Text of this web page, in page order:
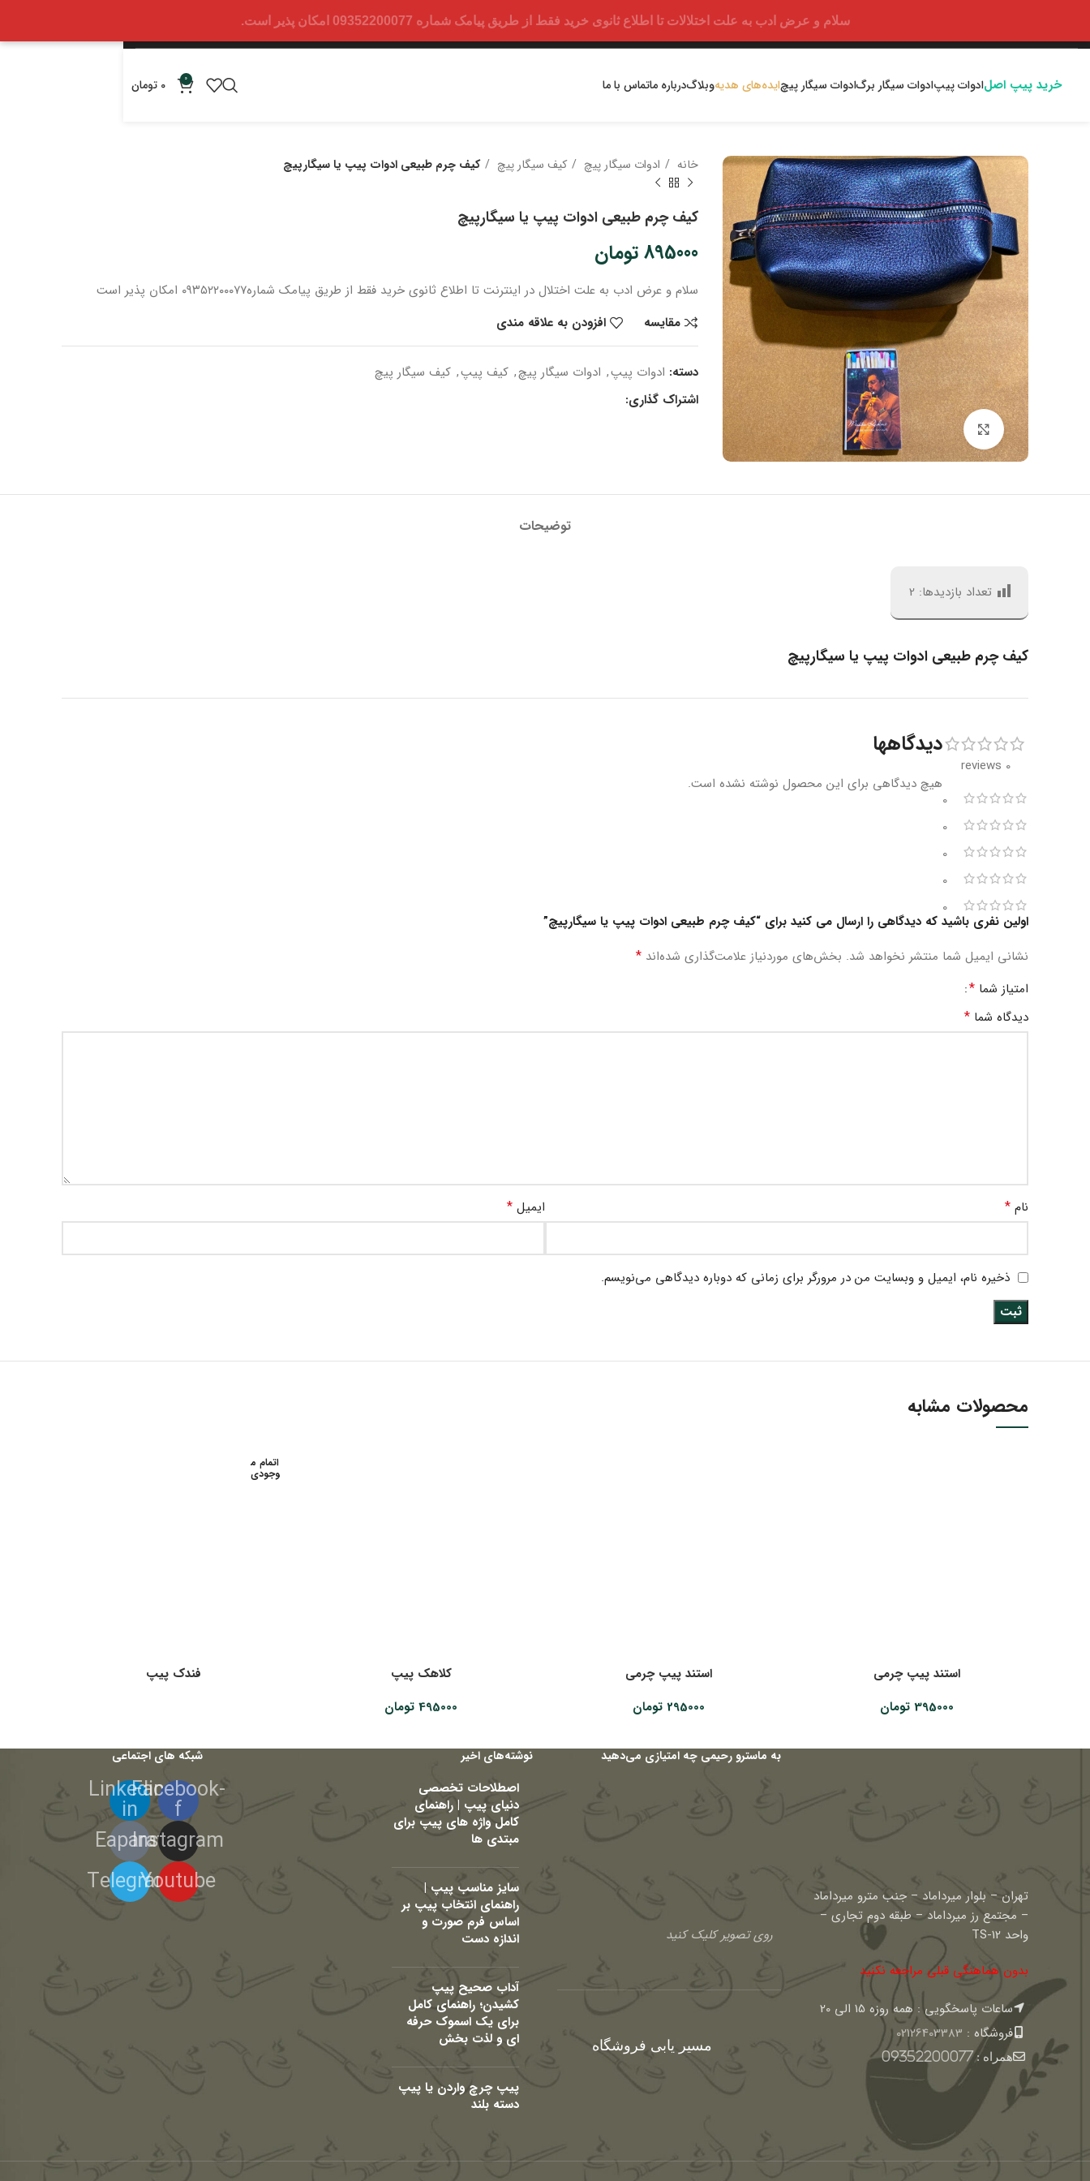
سلام و عرض ادب به علت اختلالات تا اطلاع ثانوی خرید فقط از طریق پیامک شماره 09352200077 امکان پذیر است.
خرید پیپ اصلادوات پیپادوات سیگار برگادوات سیگار پیچایده‌های هدیهوبلاگدرباره ماتماس با ما 0
0 تومان
بزرگنمایی تصویر
خانه ادوات سیگار پیچ کیف سیگار پیچ کیف چرم طبیعی ادوات پیپ یا سیگارپیچ
کیف چرم طبیعی ادوات پیپ یا سیگارپیچ
895000 تومان
سلام و عرض ادب به علت اختلال در اینترنتتا اطلاع ثانویخریدفقط از طریق پیامک شماره۰۹۳۵۲۲۰۰۰۷۷ امکان پذیر است
مقایسه
افزودن به علاقه مندی
دسته: ادوات پیپ, ادوات سیگار پیچ, کیف پیپ, کیف سیگار پیچ
اشتراک گذاری:
توضیحات
تعداد بازدیدها: 2
کیف چرم طبیعی ادوات پیپ یا سیگارپیچ
0 reviews
0
0
0
0
0
دیدگاهها
هیچ دیدگاهی برای این محصول نوشته نشده است.
اولین نفری باشید که دیدگاهی را ارسال می کنید برای “کیف چرم طبیعی ادوات پیپ یا سیگارپیچ”
نشانی ایمیل شما منتشر نخواهد شد. بخش‌های موردنیاز علامت‌گذاری شده‌اند *
امتیاز شما *
دیدگاه شما *
نام * ایمیل *
ذخیره نام، ایمیل و وبسایت من در مرورگر برای زمانی که دوباره دیدگاهی می‌نویسم.
محصولات مشابه
استند پیپ چرمی
395000 تومان
استند پیپ چرمی
295000 تومان
کلاهک پیپ
495000 تومان
اتمام م
وجودی
فندک پیپ
تهران – بلوار میرداماد – جنب مترو میرداماد
– مجتمع رز میرداماد – طبقه دوم تجاری –
واحد TS-12
بدون هماهنگی قبلی مراجعه نکنید
ساعات پاسخگویی : همه روزه 15 الی 20
فروشگاه : 02126403383
همراه :09352200077
به ماسترو رحیمی چه امتیازی می‌دهید
روی تصویر کلیک کنید
مسیر یابی فروشگاه
نوشته‌های اخیر
اصطلاحات تخصصی
دنیای پیپ | راهنمای
کامل واژه های پیپ برای
مبتدی ها
سایز مناسب پیپ |
راهنمای انتخاب پیپ بر
اساس فرم صورت و
اندازه دست
آداب صحیح پیپ
کشیدن؛ راهنمای کامل
برای یک اسموک حرفه
ای و لذت بخش
پیپ چرچ واردن یا پیپ
دسته بلند
شبکه های اجتماعی
Facebook-
f
Linkedin-
in
Instagram
Eaparat
Youtube
Telegram